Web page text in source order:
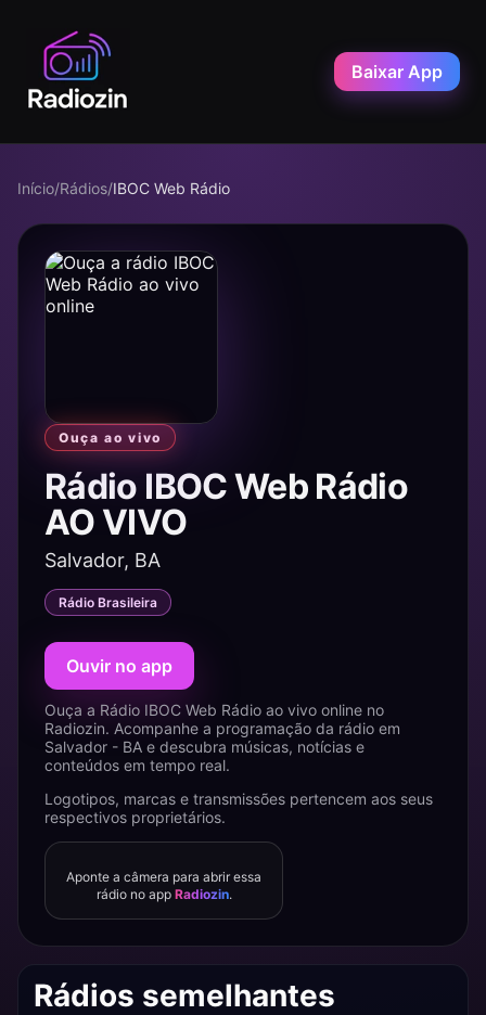
Baixar App
Início/Rádios/IBOC Web Rádio
Ouça ao vivo
Rádio IBOC Web Rádio
AO VIVO
Salvador, BA
Rádio Brasileira
Ouvir no app
Ouça a Rádio IBOC Web Rádio ao vivo online no
Radiozin. Acompanhe a programação da rádio em
Salvador - BA e descubra músicas, notícias e
conteúdos em tempo real.
Logotipos, marcas e transmissões pertencem aos seus
respectivos proprietários.
Aponte a câmera para abrir essa
rádio no app Radiozin.
Rádios semelhantes